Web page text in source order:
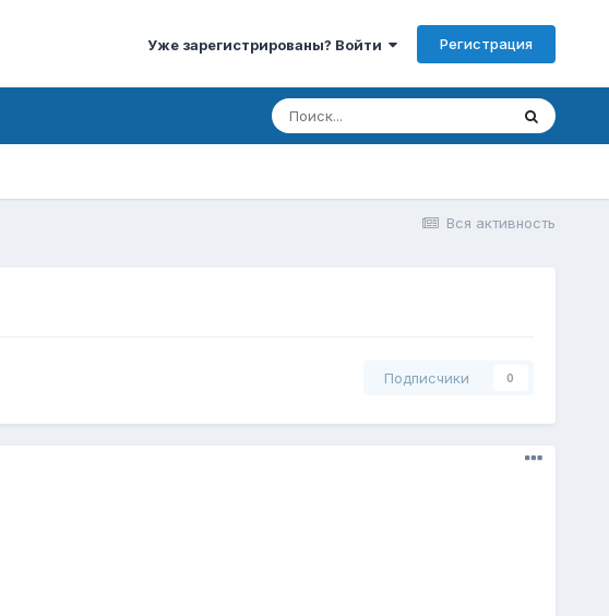
Уже зарегистрированы? Войти Регистрация
Вся активность
Подписчики 0